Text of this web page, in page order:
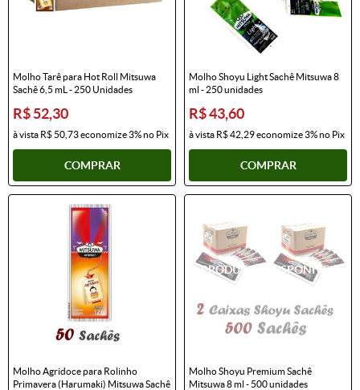
Molho Tarê para Hot Roll Mitsuwa
Sachê 6,5 mL - 250 Unidades
R$ 52,30
à vista R$ 50,73economize3%no Pix
COMPRAR
Molho Shoyu Light Sachê Mitsuwa 8
ml - 250 unidades
R$ 43,60
à vista R$ 42,29economize3%no Pix
COMPRAR
Molho Agridoce para Rolinho
Primavera (Harumaki) Mitsuwa Sachê
Molho Shoyu Premium Sachê
Mitsuwa 8 ml - 500 unidades